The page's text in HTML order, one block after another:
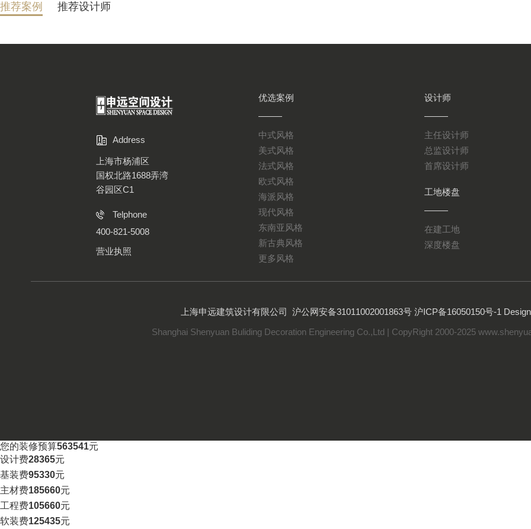
推荐案例 推荐设计师
Address
上海市杨浦区
国权北路1688弄湾
谷园区C1
Telphone
400-821-5008
营业执照
优选案例
中式风格
美式风格
法式风格
欧式风格
海派风格
现代风格
东南亚风格
新古典风格
更多风格
设计师
主任设计师
总监设计师
首席设计师
工地楼盘
在建工地
深度楼盘
上海申远建筑设计有限公司 沪公网安备31011002001863号 沪ICP备16050150号-1
Shanghai Shenyuan Buliding Decoration Engineering Co.,Ltd | CopyRight 2000-2025
您的装修预算563541元
设计费28365元
基装费95330元
主材费185660元
工程费105660元
软装费125435元